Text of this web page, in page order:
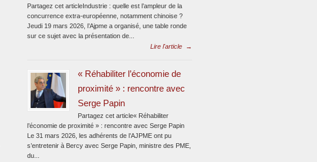
Partagez cet articleIndustrie : quelle est l’ampleur de la
concurrence extra-européenne, notamment chinoise ?
Jeudi 19 mars 2026, l’Ajpme a organisé, une table ronde
sur ce sujet avec la présentation de...
Lire l'article
→
« Réhabiliter l’économie de
proximité » : rencontre avec
Serge Papin
Partagez cet article« Réhabiliter
l’économie de proximité » : rencontre avec Serge Papin
Le 31 mars 2026, les adhérents de l’AJPME ont pu
s’entretenir à Bercy avec Serge Papin, ministre des PME,
du...